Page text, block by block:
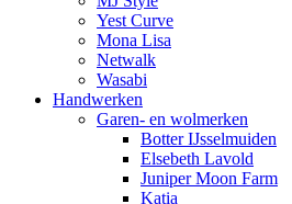
Yest Curve
Mona Lisa
Netwalk
Wasabi
Handwerken
Garen- en wolmerken
Botter IJsselmuiden
Elsebeth Lavold
Juniper Moon Farm
Katia